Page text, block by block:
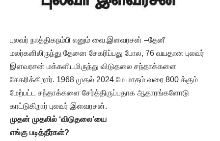
புலவர் நாத்திகநம்பி எனும் வை.இளவரசன் –தேனீ
மலர்களிலிருந்து தேனை சேகரிப்பது போல, 76 வயதான புலவர்
இளவரசன் மக்களிடமிருந்து விடுதலை சந்தாக்களை
சேகரிக்கிறார். 1968 முதல் 2024 மே மாதம் வரை 800 க்கும்
மேற்பட்ட சந்தாக்களை சேர்த்திருப்பதாக ஆதாரங்களோடு
காட்டுகிறார் புலவர் இளவரசன்.
முதன் முதலில் ‘விடுதலை’யை
எங்கு படித்தீர்கள்?